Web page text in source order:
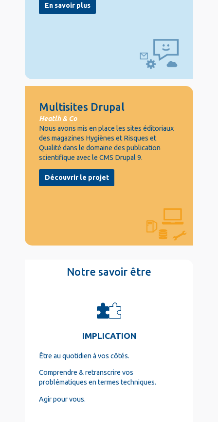
En savoir plus
Multisites Drupal
Heatlh & Co
Nous avons mis en place les sites éditoriaux
des magazines Hygiènes et Risques et
Qualité dans le domaine des publication
scientifique avec le CMS Drupal 9.
Découvrir le projet
Notre savoir être
IMPLICATION
Être au quotidien à vos côtés.
Comprendre & retranscrire vos
problématiques en termes techniques.
Agir pour vous.